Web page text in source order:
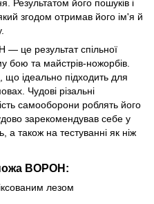
Результатом його пошуків і
згодом отримав його ім'я й
це результат спільної
бою та майстрів-ножорбів.
що ідеально підходить для
Чудові різальні
самооборони роблять його
зарекомендував себе у
а також на тестуванні як ніж
ВОРОН:
лезом